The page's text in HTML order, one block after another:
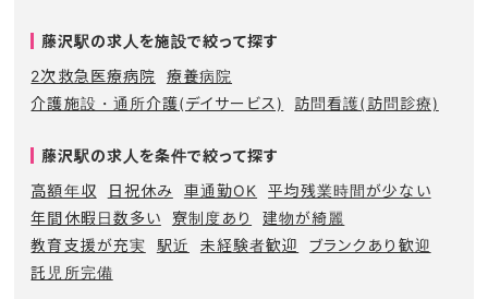
藤沢駅の求人を施設で絞って探す
2次救急医療病院
療養病院
介護施設・通所介護(デイサービス)
訪問看護(訪問診療)
藤沢駅の求人を条件で絞って探す
高額年収
日祝休み 車通勤OK
平均残業時間が少ない
年間休暇日数多い
寮制度あり
建物が綺麗
教育支援が充実
駅近 未経験者歓迎
ブランクあり歓迎
託児所完備